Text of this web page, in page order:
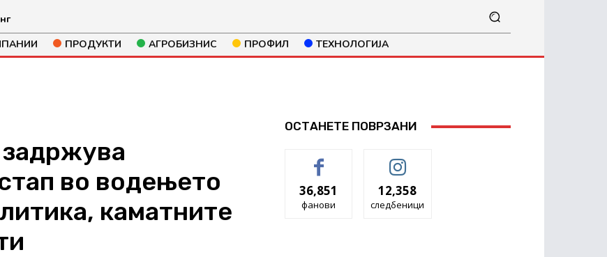
ПРОДУКТИ АГРОБИЗНИС ПРОФИЛ ТЕХНОЛОГИЈА
во водењето
каматните
ОСТАНЕТЕ ПОВРЗАНИ
36,851
фанови
12,358
следбеници